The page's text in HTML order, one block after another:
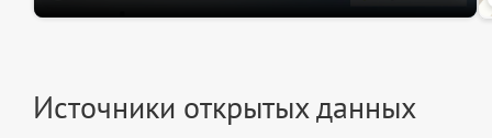
Источники открытых данных